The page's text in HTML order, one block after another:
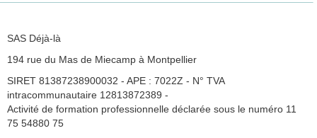
SAS Déjà-là
194 rue du Mas de Miecamp à Montpellier
SIRET 81387238900032 - APE : 7022Z - N° TVA
intracommunautaire 12813872389 -
Activité de formation professionnelle déclarée sous le numéro 11
75 54880 75